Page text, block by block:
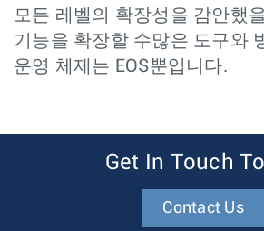
모든 레벨의 확장성을 감안했
기능을 확장할 수많은 도구와
운영 체제는 EOS뿐입니다.
Get In Touch
Contact Us